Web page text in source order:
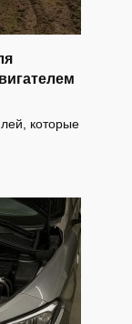
которые